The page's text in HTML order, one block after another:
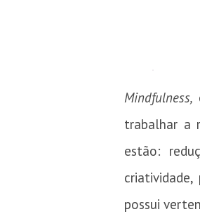
Mindfulness,
trabalhar a
estão:
possui